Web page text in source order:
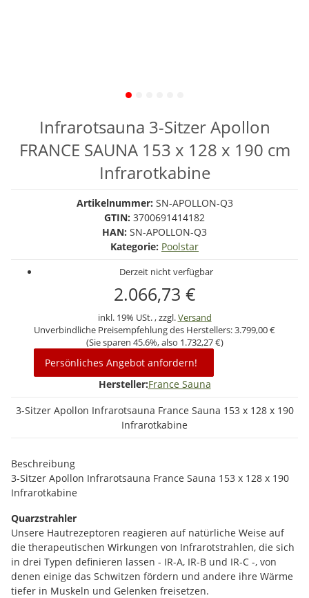
Infrarotsauna 3-Sitzer Apollon
FRANCE SAUNA 153 x 128 x 190 cm
Infrarotkabine
Artikelnummer: SN-APOLLON-Q3
GTIN: 3700691414182
HAN: SN-APOLLON-Q3
Kategorie: Poolstar
Derzeit nicht verfügbar
2.066,73 €
inkl. 19% USt. , zzgl.Versand
Unverbindliche Preisempfehlung des Herstellers:3.799,00 €
(Sie sparen 45.6%, also 1.732,27 €)
Persönliches Angebot anfordern!
Hersteller:France Sauna
3-Sitzer Apollon Infrarotsauna France Sauna 153 x 128 x 190
Infrarotkabine
Beschreibung
3-Sitzer Apollon Infrarotsauna France Sauna 153 x 128 x 190
Infrarotkabine
Quarzstrahler
Unsere Hautrezeptoren reagieren auf natürliche Weise auf
die therapeutischen Wirkungen von Infrarotstrahlen, die sich
in drei Typen definieren lassen - IR-A, IR-B und IR-C -, von
denen einige das Schwitzen fördern und andere ihre Wärme
tiefer in Muskeln und Gelenken freisetzen.